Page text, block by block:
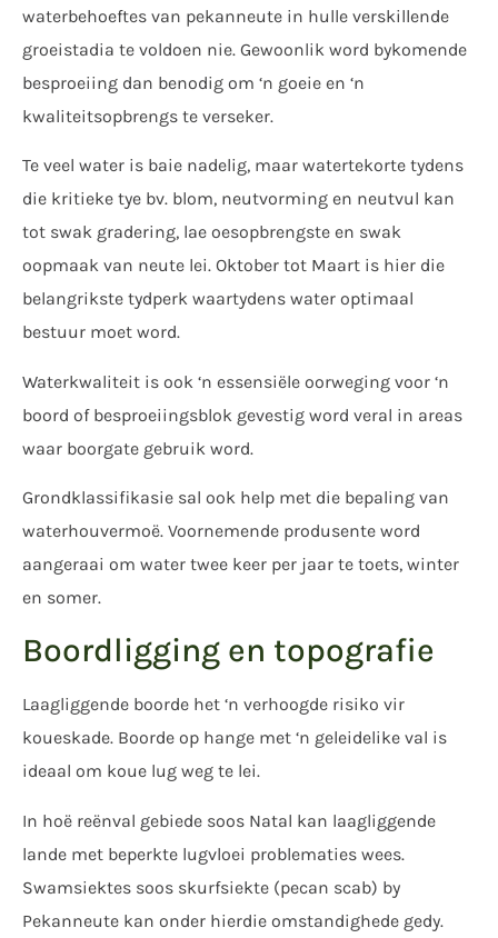
waterbehoeftes van pekanneute in hulle verskillende
groeistadia te voldoen nie. Gewoonlik word bykomende
besproeiing dan benodig om ‘n goeie en ‘n
kwaliteitsopbrengs te verseker.
Te veel water is baie nadelig, maar watertekorte tydens
die kritieke tye bv. blom, neutvorming en neutvul kan
tot swak gradering, lae oesopbrengste en swak
oopmaak van neute lei. Oktober tot Maart is hier die
belangrikste tydperk waartydens water optimaal
bestuur moet word.
Waterkwaliteit is ook ‘n essensiële oorweging voor ‘n
boord of besproeiingsblok gevestig word veral in areas
waar boorgate gebruik word.
Grondklassifikasie sal ook help met die bepaling van
waterhouvermoë. Voornemende produsente word
aangeraai om water twee keer per jaar te toets, winter
en somer.
Boordligging en topografie
Laagliggende boorde het ‘n verhoogde risiko vir
koueskade. Boorde op hange met ‘n geleidelike val is
ideaal om koue lug weg te lei.
In hoë reënval gebiede soos Natal kan laagliggende
lande met beperkte lugvloei problematies wees.
Swamsiektes soos skurfsiekte (pecan scab) by
Pekanneute kan onder hierdie omstandighede gedy.